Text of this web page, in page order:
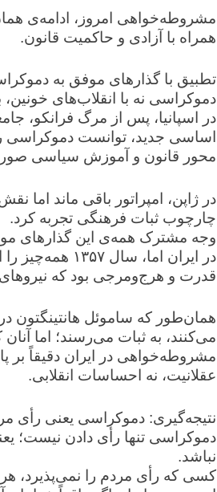
مشروطه‌خواهی امروز، ادامه‌ی
همراه با آزادی و حاکمیت قانون.
تطبیق با گذارهای موفق به
دموکراسی نه با انقلاب‌های
در اسپانیا، پس از مرگ فرانکو،
اساسی جدید، توانست دموکراسی
محور قانون و آموزش سیاسی
در ژاپن، امپراتور باقی ماند اما
چارچوب ثبات فرهنگی تجربه کرد.
وجه مشترک همه‌ی این گذارهای
در ایران
قدرت و هرج‌ومرجی بود که نیروهای
همان‌طور که ساموئل
می‌کنند، به ثبات می‌رسند؛ اما
مشروطه‌خواهی در ایران دقیقاً بر
عقلانیت، نه احساسات انقلابی.
نتیجه‌گیری: دموکراسی یعنی رأی
دموکراسی تنها رأی دادن نیست؛
نباشد.
کسی که رأی مردم را نمی‌پذیرد،